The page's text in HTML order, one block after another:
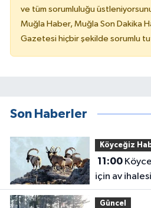
ve tüm sorumluluğu
Muğla Haber, Muğla Son Dakika
Gazetesi hiçbir şekilde sorumlu
Son Haberler
Köyceğiz
11:00Köyceğiz’de 11 yaban keçisi
için av
Güncel